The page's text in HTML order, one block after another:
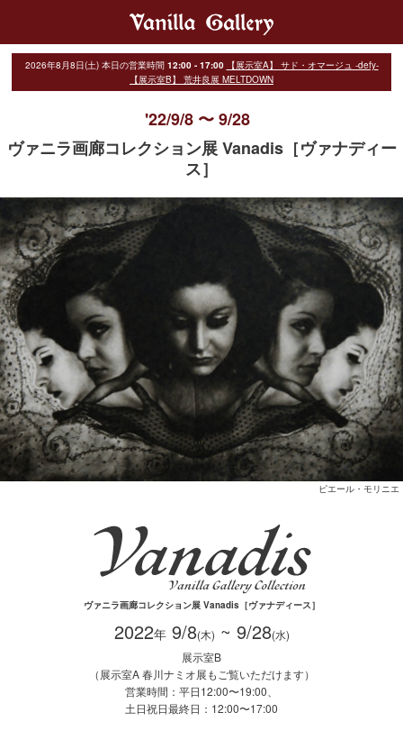
2026年8月8日(土) 本日の営業時間 12:00 - 17:00
【展示室A】 サド・オマージュ -defy-
【展示室B】 荒井良展 MELTDOWN
'22/9/8 〜 9/28
ヴァニラ画廊コレクション展 Vanadis［ヴァナディー
ス］
ピエール・モリニエ
ヴァニラ画廊コレクション展 Vanadis［ヴァナディース］
2022年9/8(木) ~ 9/28(水)
展示室B
（展示室A 春川ナミオ展もご覧いただけます）
営業時間：平日12:00〜19:00、
土日祝日最終日：12:00〜17:00